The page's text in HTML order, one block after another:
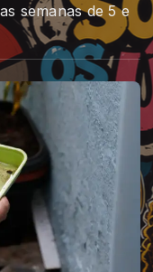
semanas de 5 e